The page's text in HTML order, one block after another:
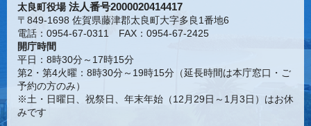
太良町役場法人番号2000020414417
〒849-1698 佐賀県藤津郡太良町大字多良1番地6
電話：0954-67-0311 FAX：0954-67-2425
開庁時間
平日：8時30分～17時15分
第2・第4火曜：8時30分～19時15分（延長時間は本庁窓口・ご
予約の方のみ）
※土・日曜日、祝祭日、年末年始（12月29日～1月3日）はお休
みです